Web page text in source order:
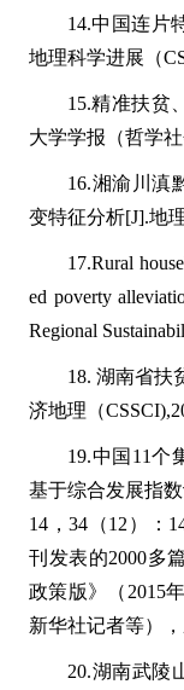
14.中国连片
地理科学进展（
15.精准扶贫
大学学报（哲学社
16.湘渝川滇
变特征分析[J].地
17.Rural
ed poverty
Regional
18. 湖南省扶
济地理（
19.中国11
基于综合发展指
14，34（12）：
刊发表的2000多
政策版》（2015
新华社记者等）
20.湖南武陵